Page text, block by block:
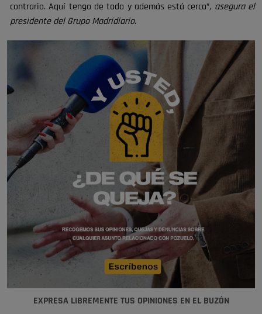
contrario. Aquí tengo de todo y además está cerca”, asegura el
presidente del Grupo Madridiario.
EXPRESA LIBREMENTE TUS OPINIONES EN EL BUZÓN